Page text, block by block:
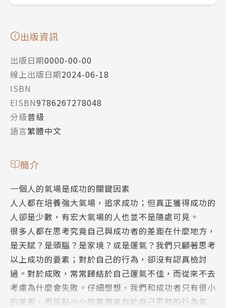
出版資訊
出版日期0000-00-00
線上出版日期2024-06-18
ISBN
EISBN9786267278048
分級普級
語言繁體中文
簡介
一個人的氣場是成功的關鍵因素
人人都在培養強大氣場，追求成功；但真正獲得成功的
人卻是少數，有宏大氣場的人也並不是隨處可見。
很多人都在思考究竟自己與成功者的差距在什麼地方，
是天賦？是頭腦？是家境？或是運氣？我們只顧著思考
以上成功的要素；對於自己的行為，卻沒有認真檢討
過。對於成敗，常常歸結於自己運氣不佳，而從來不去
考慮為什麼會失敗。仔細想想，我們和成功者只有很小
的差距，而這點小小的差距來自於自己平時的行為氣